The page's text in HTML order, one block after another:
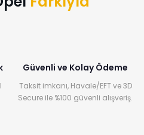
Güvenli ve Kolay Ödeme
Taksit imkanı, Havale/EFT ve 3D
Secure ile %100 güvenli alışveriş.